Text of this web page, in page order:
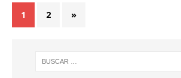
1 2 »